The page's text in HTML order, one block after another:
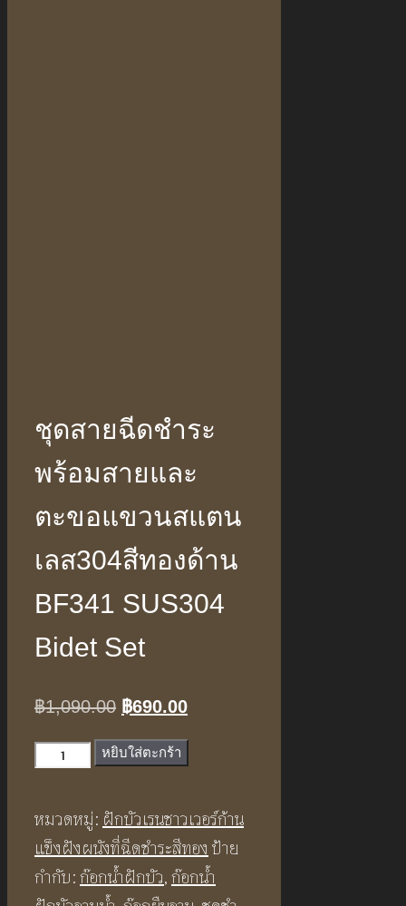
ชุดสายฉีดชำระ
พร้อมสายและ
ตะขอแขวนสแตน
เลส304สีทองด้าน
BF341 SUS304
Bidet Set
฿1,090.00 Original
price
was:
฿690.00Current
price
is:
จำนวน
สาย
ฉีด
ชำระ
พร้อม
หยิบใส่ตะกร้า
หมวดหมู่: ฝักบัวเรนชาวเวอร์ก้าน
แข็งฝังผนังที่ฉีดชำระสีทอง ป้าย
กำกับ:ก๊อกน้ำฝักบัว,ก๊อกน้ำ